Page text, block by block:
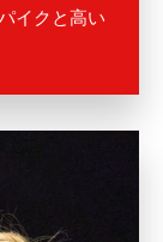
イクと高い